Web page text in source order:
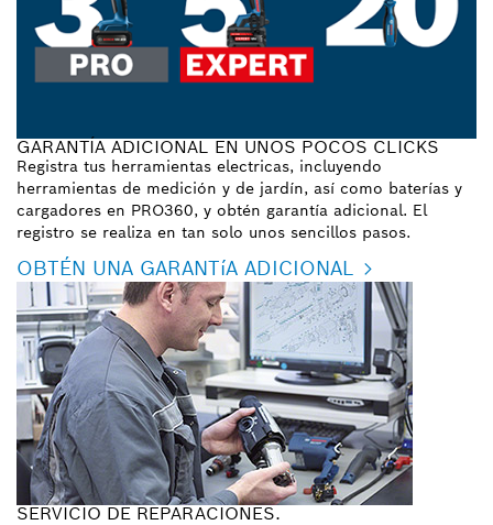
GARANTÍA ADICIONAL EN UNOS POCOS CLICKS
Registra tus herramientas electricas, incluyendo
herramientas de medición y de jardín, así como baterías y
cargadores en PRO360, y obtén garantía adicional. El
registro se realiza en tan solo unos sencillos pasos.
OBTÉN UNA GARANTíA ADICIONAL
SERVICIO DE REPARACIONES.